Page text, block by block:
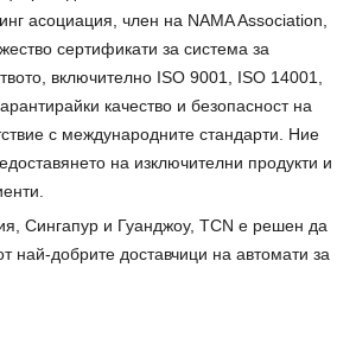
асоциация, член на NAMA Association,
сертификати за система за
включително ISO 9001, ISO 14001,
качество и безопасност на
с международните стандарти. Ние
на изключителни продукти и
Сингапур и Гуанджоу, TCN е решен да
най-добрите доставчици на автомати за